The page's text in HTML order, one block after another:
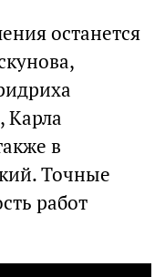
останется
Карла
в
Точные
работ